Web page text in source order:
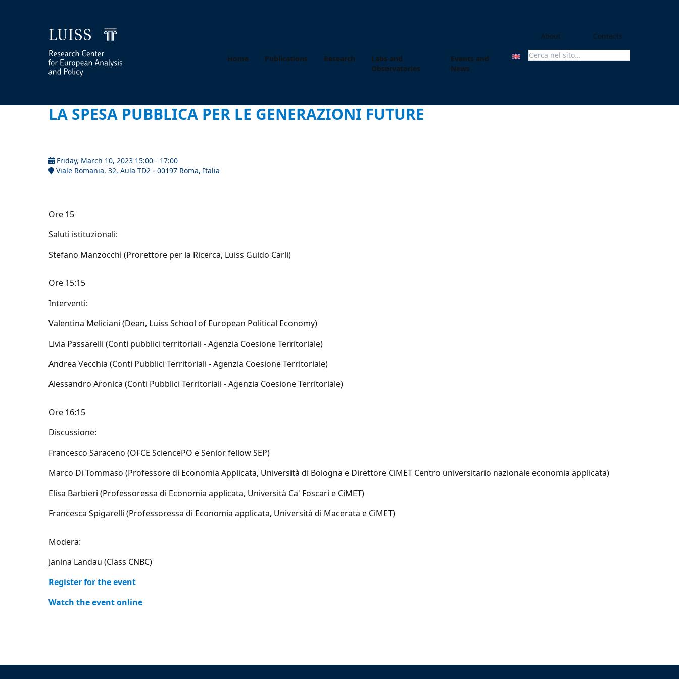
About Contacts
Home Publications Research
Labs and
Observatories
Events and
News
Search For:
LA SPESA PUBBLICA PER LE GENERAZIONI FUTURE
Friday, March 10, 2023 15:00 - 17:00
Viale Romania, 32, Aula TD2 - 00197 Roma, Italia
Ore 15
Saluti istituzionali:
Stefano Manzocchi (Prorettore per la Ricerca, Luiss Guido Carli)
Ore 15:15
Interventi:
Valentina Meliciani (Dean, Luiss School of European Political Economy)
Livia Passarelli (Conti pubblici territoriali - Agenzia Coesione Territoriale)
Andrea Vecchia (Conti Pubblici Territoriali - Agenzia Coesione Territoriale)
Alessandro Aronica (Conti Pubblici Territoriali - Agenzia Coesione Territoriale)
Ore 16:15
Discussione:
Francesco Saraceno (OFCE SciencePO e Senior fellow SEP)
Marco Di Tommaso (Professore di Economia Applicata, Università di Bologna e Direttore CiMET Centro universitario nazionale economia applicata)
Elisa Barbieri (Professoressa di Economia applicata, Università Ca' Foscari e CiMET)
Francesca Spigarelli (Professoressa di Economia applicata, Università di Macerata e CiMET)
Modera:
Janina Landau (Class CNBC)
Register for the event
Watch the event online